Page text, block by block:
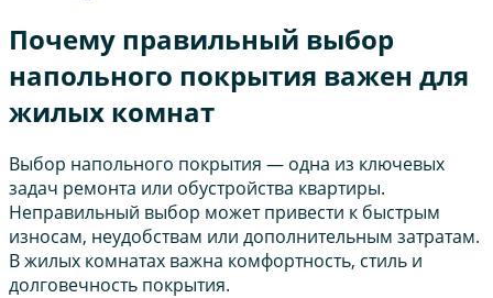
Почему правильный выбор
напольного покрытия важен для
жилых комнат
Выбор напольного покрытия — одна из ключевых
задач ремонта или обустройства квартиры.
Неправильный выбор может привести к быстрым
износам, неудобствам или дополнительным затратам.
В жилых комнатах важна комфортность, стиль и
долговечность покрытия.